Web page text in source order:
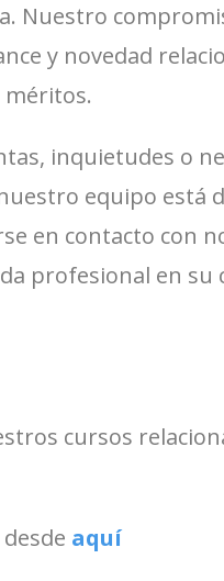
Nuestro
y novedad
méritos.
inquietudes o
equipo está
en contacto con
profesional en su
cursos
aquí